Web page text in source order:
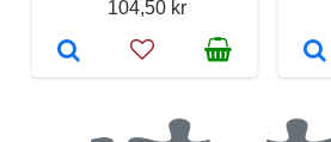
104,50 kr